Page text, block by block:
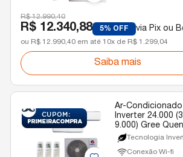
R$ 12.990,40
R$ 12.340,88 5% OFF via Pix ou
ou R$ 12.990,40 em até 10x de R$ 1.299,04
Saiba mais
Ar-
Inverter 24.000
9.000) Gree
220vTecnologia
Conexão Wi-fi